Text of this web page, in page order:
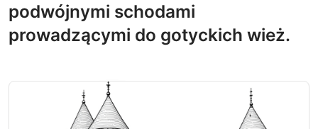
podwójnymi schodami
prowadzącymi do gotyckich wież.